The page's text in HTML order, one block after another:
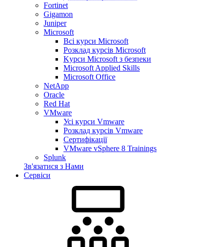
Fortinet
Gigamon
Juniper
Microsoft
Всі курси Microsoft
Розклад курсів Microsoft
Kyрси Microsoft з безпеки
Microsoft Applied Skills
Microsoft Office
NetApp
Oracle
Red Hat
VMware
Усі курси Vmware
Розклад курсів Vmware
Сертифікації
VMware vSphere 8 Trainings
Splunk
Зв'язатися з Нами
Сервіси